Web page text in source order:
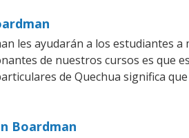
les ayudarán a los estudiantes
de nuestros cursos es que
de Quechua significa
Boardman